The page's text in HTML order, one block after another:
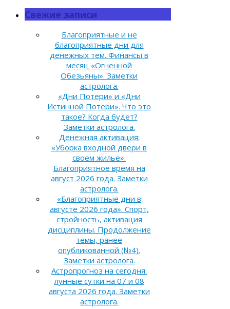
Свежие записи
Благоприятные и не
благоприятные дни для
денежных тем. Финансы в
месяц «Огненной
Обезьяны». Заметки
астролога.
«Дни Потери» и «Дни
Истинной Потери». Что это
такое? Когда будет?
Заметки астролога.
Денежная активация:
«Уборка входной двери в
своем жилье».
Благоприятное время на
август 2026 года. Заметки
астролога.
«Благоприятные дни в
августе 2026 года». Спорт,
стройность, активация
дисциплины. Продолжение
темы, ранее
опубликованной (№4).
Заметки астролога.
Астропрогноз на сегодня:
лунные сутки на 07 и 08
августа 2026 года. Заметки
астролога.